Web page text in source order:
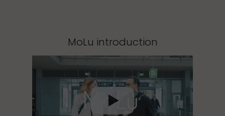
MoLu introduction